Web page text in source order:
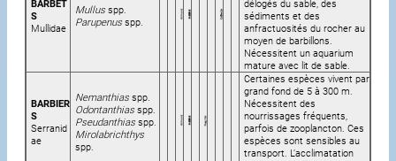
BARBET
S
Mullidae
Mullusspp.
Parupenusspp.
délogés du sable, des
sédiments et des
anfractuosités du rocher au
moyen de barbillons.
Nécessitent un aquarium
mature avec lit de sable.
BARBIER
S
Serranid
ae
Nemanthiasspp.
Odontanthiasspp.
Pseudanthiasspp.
Mirolabrichthys
spp.
Certaines espèces vivent par
grand fond de 5 à 300 m.
Nécessitent des
nourrissages fréquents,
parfois de zooplancton. Ces
espèces sont sensibles au
transport. L’acclimatation